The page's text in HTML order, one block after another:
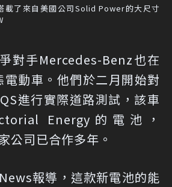
載了來自美國公司Solid Power的大尺寸
對手Mercedes-Benz也在
動車。他們於二月開始對
進行實際道路測試，該車
Energy的電池，
公司已合作多年。
報導，這款新電池的能